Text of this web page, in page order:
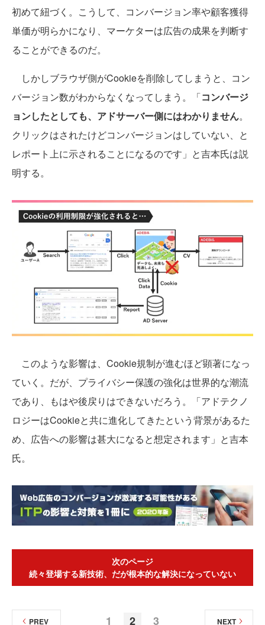
初めて紐づく。こうして、コンバージョン率や顧客獲得
単価が明らかになり、マーケターは広告の成果を判断す
ることができるのだ。
しかしブラウザ側がCookieを削除してしまうと、コン
バージョン数がわからなくなってしまう。「コンバージ
ョンしたとしても、アドサーバー側にはわかりません。
クリックはされたけどコンバージョンはしていない、と
レポート上に示されることになるのです」と吉本氏は説
明する。
このような影響は、Cookie規制が進むほど顕著になっ
ていく。だが、プライバシー保護の強化は世界的な潮流
であり、もはや後戻りはできないだろう。「アドテクノ
ロジーはCookieと共に進化してきたという背景があるた
め、広告への影響は甚大になると想定されます」と吉本
氏。
次のページ
続々登場する新技術、だが根本的な解決になっていない
1 2 3
PREV NEXT